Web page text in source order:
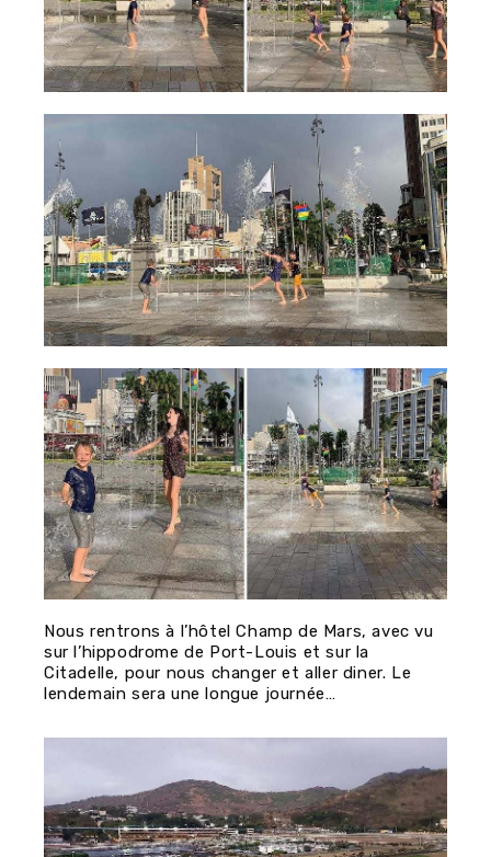
Nous rentrons à l’hôtel Champ de Mars, avec vu
sur l’hippodrome de Port-Louis et sur la
Citadelle, pour nous changer et aller diner. Le
lendemain sera une longue journée…